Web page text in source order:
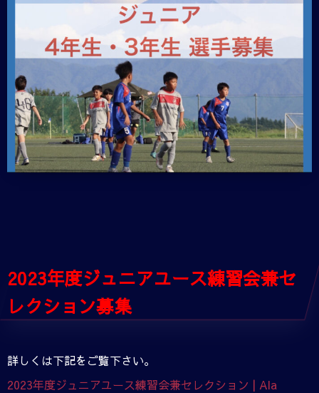
2023年度ジュニアユース練習会兼セ
レクション募集
詳しくは下記をご覧下さい。
2023年度ジュニアユース練習会兼セレクション | Ala